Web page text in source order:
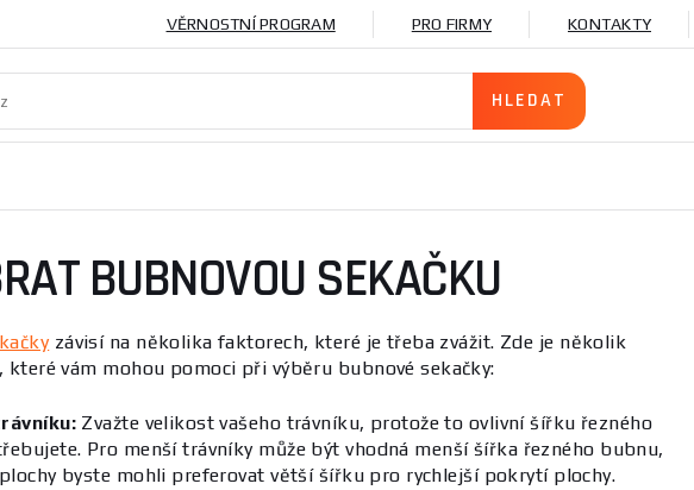
VĚRNOSTNÍ PROGRAM PRO FIRMY KONTAKTY
BUBNOVOU SEKAČKU
závisí na několika faktorech, které je třeba zvážit. Zde je několik
vám mohou pomoci při výběru bubnové sekačky:
Zvažte velikost vašeho trávníku, protože to ovlivní šířku řezného
Pro menší trávníky může být vhodná menší šířka řezného bubnu,
byste mohli preferovat větší šířku pro rychlejší pokrytí plochy.